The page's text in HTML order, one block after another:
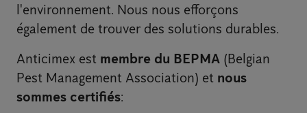
l'environnement. Nous nous efforçons
également de trouver des solutions durables.
Anticimex est membre du BEPMA (Belgian
Pest Management Association) et nous
sommes certifiés: